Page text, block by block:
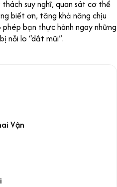
suy nghĩ, quan sát cơ thể
biết ơn, tăng khả năng chịu
bạn thực hành ngay những
nỗi lo “dắt mũi”.
Vận